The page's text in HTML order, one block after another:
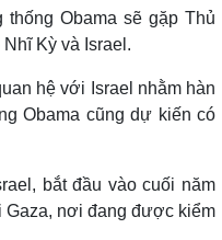
Tư vấn
Săn Tour
check-in
Obama sẽ gặp Thủ
Kỳ và Israel.
hệ với Israel nhằm hàn
Obama cũng dự kiến có
bắt đầu vào cuối năm
Gaza, nơi đang được kiểm